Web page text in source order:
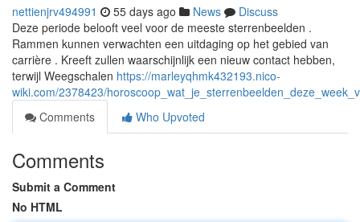
nettienjrv494991 55 days ago News
Discuss
Deze periode belooft veel voor de meeste sterrenbeelden .
Rammen kunnen verwachten een uitdaging op het gebied van
carrière . Kreeft zullen waarschijnlijk een nieuw contact hebben,
terwijl Weegschalen https://marleyqhmk432193.nico-
wiki.com/2378423/
Comments
Who Upvoted
Comments
Submit a Comment
No HTML